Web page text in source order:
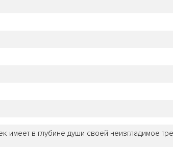
имеет в глубине души своей неизгладимое